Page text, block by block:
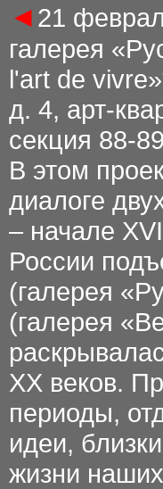
◄ 21
галерея
l'art de
д. 4, арт-
секция 88-
В этом
диалоге
– начале
России
(галерея
(галерея
ХХ веков.
периоды,
идеи,
жизни